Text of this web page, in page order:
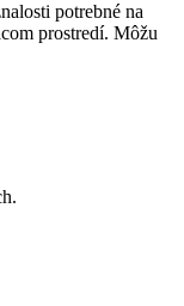
potrebné na
prostredí. Môžu